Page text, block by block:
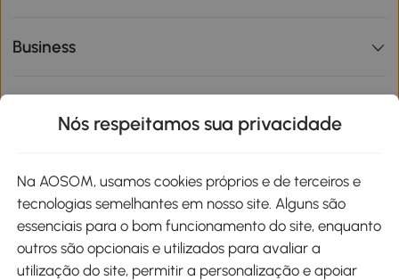
Business
Métodos de pagamento
Nós respeitamos sua privacidade
Na AOSOM, usamos cookies próprios e de terceiros e
tecnologias semelhantes em nosso site. Alguns são
essenciais para o bom funcionamento do site, enquanto
outros são opcionais e utilizados para avaliar a
utilização do site, permitir a personalização e apoiar